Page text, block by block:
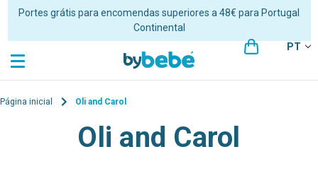
Portes grátis para encomendas superiores a 48€ para Portugal
Continental
PT
Página inicial Oli and Carol
Oli and Carol